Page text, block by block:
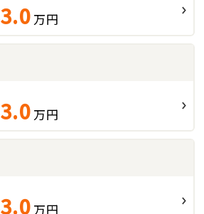
3.0 万円
3.0 万円
3.0 万円